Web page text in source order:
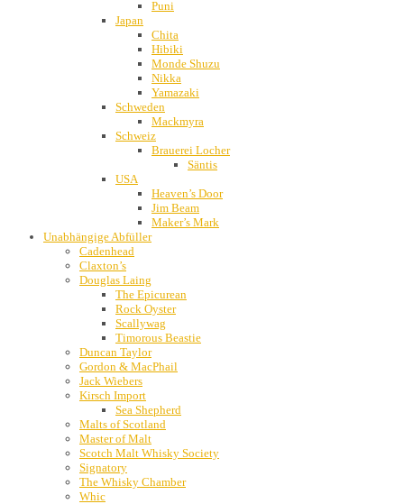
Puni
Japan
Chita
Hibiki
Monde Shuzu
Nikka
Yamazaki
Schweden
Mackmyra
Schweiz
Brauerei Locher
Säntis
USA
Heaven’s Door
Jim Beam
Maker’s Mark
Unabhängige Abfüller
Cadenhead
Claxton’s
Douglas Laing
The Epicurean
Rock Oyster
Scallywag
Timorous Beastie
Duncan Taylor
Gordon & MacPhail
Jack Wiebers
Kirsch Import
Sea Shepherd
Malts of Scotland
Master of Malt
Scotch Malt Whisky Society
Signatory
The Whisky Chamber
Whic